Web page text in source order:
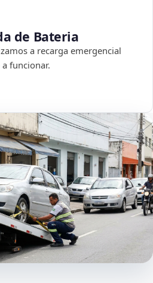
de Bateria
a recarga emergencial
funcionar.